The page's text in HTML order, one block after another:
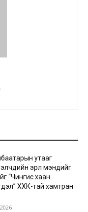
утааг
эрүүл мэндийг
“Чингис хаан
ХХК-тай хамтран